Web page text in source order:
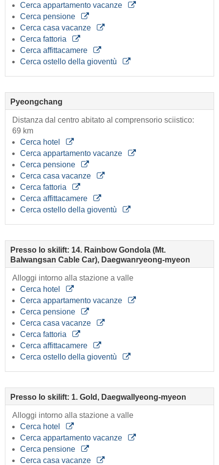
Cerca appartamento vacanze
Cerca pensione
Cerca casa vacanze
Cerca fattoria
Cerca affittacamere
Cerca ostello della gioventù
Pyeongchang
Distanza dal centro abitato al comprensorio sciistico:
69 km
Cerca hotel
Cerca appartamento vacanze
Cerca pensione
Cerca casa vacanze
Cerca fattoria
Cerca affittacamere
Cerca ostello della gioventù
Presso lo skilift: 14. Rainbow Gondola (Mt.
Balwangsan Cable Car), Daegwanryeong-myeon
Alloggi intorno alla stazione a valle
Cerca hotel
Cerca appartamento vacanze
Cerca pensione
Cerca casa vacanze
Cerca fattoria
Cerca affittacamere
Cerca ostello della gioventù
Presso lo skilift: 1. Gold, Daegwallyeong-myeon
Alloggi intorno alla stazione a valle
Cerca hotel
Cerca appartamento vacanze
Cerca pensione
Cerca casa vacanze